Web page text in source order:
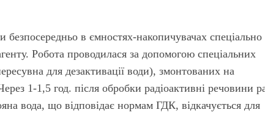
безпосередньо в ємностях-накопичувачах спеціально
Робота проводилася за допомогою спеціальних
для дезактивації води), змонтованих на
1-1,5 год. після обробки радіоактивні речовини
вода, що відповідає нормам ГДК, відкачується для